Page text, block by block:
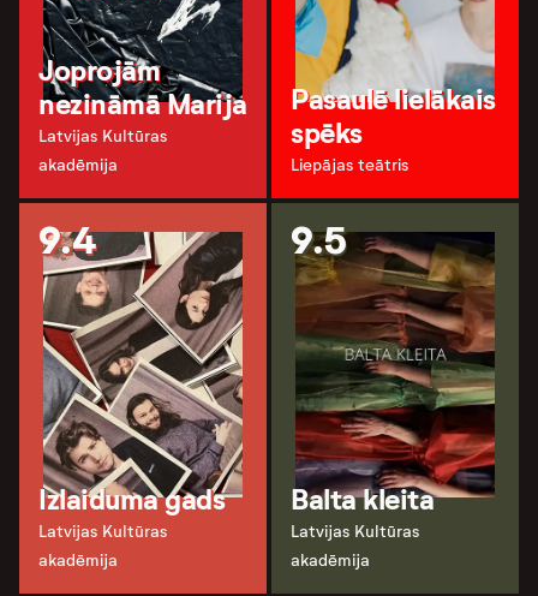
Joprojām
nezināmā Marija
Latvijas Kultūras
akadēmija
Pasaulē lielākais
spēks
Liepājas teātris
9.4
Izlaiduma gads
Latvijas Kultūras
akadēmija
9.5
Balta kleita
Latvijas Kultūras
akadēmija